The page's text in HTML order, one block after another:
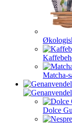
Matcha-
Dolce